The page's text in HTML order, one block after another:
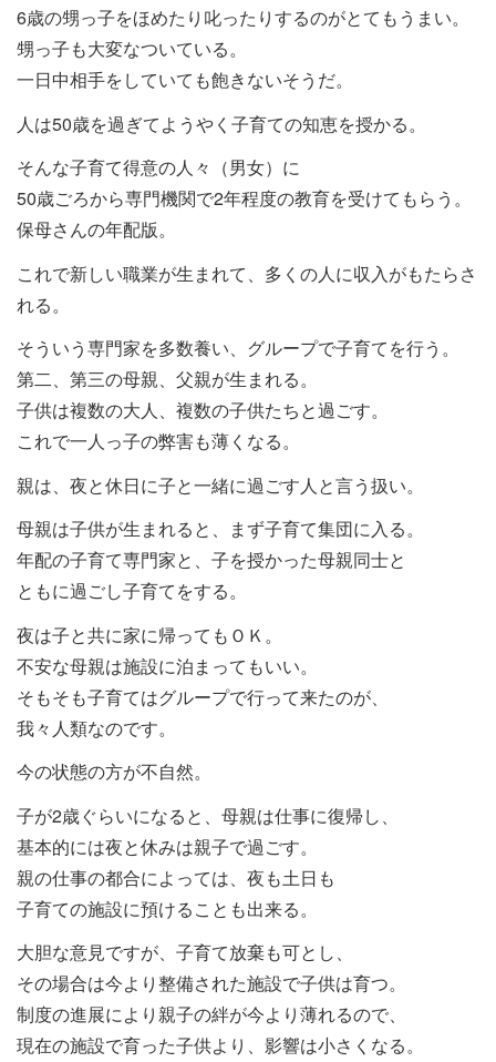
6歳の甥っ子をほめたり叱ったりするのがとてもうまい。
甥っ子も大変なついている。
一日中相手をしていても飽きないそうだ。
人は50歳を過ぎてようやく子育ての知恵を授かる。
そんな子育て得意の人々（男女）に
50歳ごろから専門機関で2年程度の教育を受けてもらう。
保母さんの年配版。
これで新しい職業が生まれて、多くの人に収入がもたらさ
れる。
そういう専門家を多数養い、グループで子育てを行う。
第二、第三の母親、父親が生まれる。
子供は複数の大人、複数の子供たちと過ごす。
これで一人っ子の弊害も薄くなる。
親は、夜と休日に子と一緒に過ごす人と言う扱い。
母親は子供が生まれると、まず子育て集団に入る。
年配の子育て専門家と、子を授かった母親同士と
ともに過ごし子育てをする。
夜は子と共に家に帰ってもＯＫ。
不安な母親は施設に泊まってもいい。
そもそも子育てはグループで行って来たのが、
我々人類なのです。
今の状態の方が不自然。
子が2歳ぐらいになると、母親は仕事に復帰し、
基本的には夜と休みは親子で過ごす。
親の仕事の都合によっては、夜も土日も
子育ての施設に預けることも出来る。
大胆な意見ですが、子育て放棄も可とし、
その場合は今より整備された施設で子供は育つ。
制度の進展により親子の絆が今より薄れるので、
現在の施設で育った子供より、影響は小さくなる。